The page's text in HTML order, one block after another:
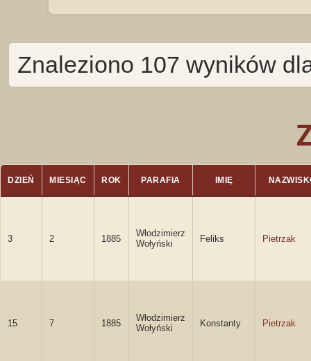
Znaleziono 107 wyników
DZIEŃ MIESIĄC ROK PARAFIA IMIĘ
3 2 1885
Włodzimierz
Wołyński
Feliks Pietrzak
15 7 1885
Włodzimierz
Wołyński
Konstanty Pietrzak